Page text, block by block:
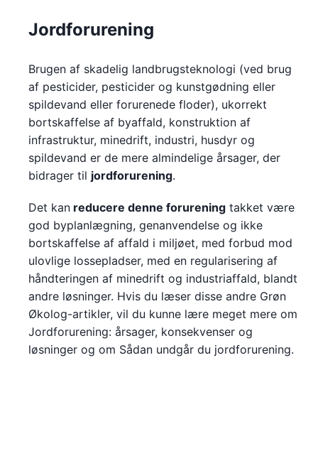
Jordforurening
Brugen af skadelig landbrugsteknologi (ved brug
af pesticider, pesticider og kunstgødning eller
spildevand eller forurenede floder), ukorrekt
bortskaffelse af byaffald, konstruktion af
infrastruktur, minedrift, industri, husdyr og
spildevand er de mere almindelige årsager, der
bidrager til jordforurening.
Det kan reducere denne forurening takket være
god byplanlægning, genanvendelse og ikke
bortskaffelse af affald i miljøet, med forbud mod
ulovlige lossepladser, med en regularisering af
håndteringen af minedrift og industriaffald, blandt
andre løsninger. Hvis du læser disse andre Grøn
Økolog-artikler, vil du kunne lære meget mere om
Jordforurening: årsager, konsekvenser og
løsninger og om Sådan undgår du jordforurening.